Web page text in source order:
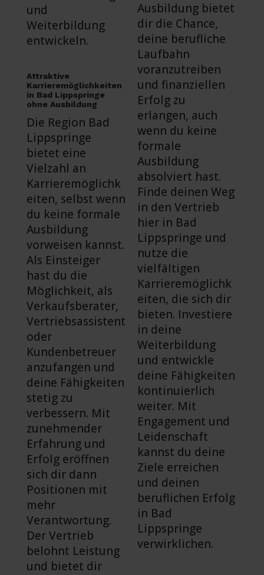
und
Weiterbildung
entwickeln.
Attraktive
Karrieremöglichkeiten
in Bad Lippspringe
ohne Ausbildung
Die Region Bad
Lippspringe
bietet eine
Vielzahl an
Karrieremöglichk
eiten, selbst wenn
du keine formale
Ausbildung
vorweisen kannst.
Als Einsteiger
hast du die
Möglichkeit, als
Verkaufsberater,
Vertriebsassistent
oder
Kundenbetreuer
anzufangen und
deine Fähigkeiten
stetig zu
verbessern. Mit
zunehmender
Erfahrung und
Erfolg eröffnen
sich dir dann
Positionen mit
mehr
Verantwortung.
Der Vertrieb
belohnt Leistung
und bietet dir
Ausbildung bietet
dir die Chance,
deine berufliche
Laufbahn
voranzutreiben
und finanziellen
Erfolg zu
erlangen, auch
wenn du keine
formale
Ausbildung
absolviert hast.
Finde deinen Weg
in den Vertrieb
hier in Bad
Lippspringe und
nutze die
vielfältigen
Karrieremöglichk
eiten, die sich dir
bieten. Investiere
in deine
Weiterbildung
und entwickle
deine Fähigkeiten
kontinuierlich
weiter. Mit
Engagement und
Leidenschaft
kannst du deine
Ziele erreichen
und deinen
beruflichen Erfolg
in Bad
Lippspringe
verwirklichen.